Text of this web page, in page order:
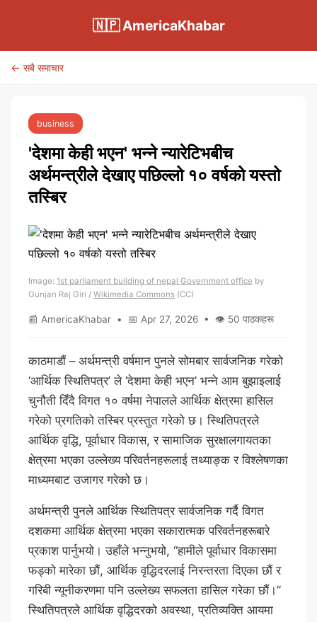
🇳🇵 AmericaKhabar
← सबै समाचार
business
'देशमा केही भएन' भन्ने न्यारेटिभबीच
अर्थमन्त्रीले देखाए पछिल्लो १० वर्षको यस्तो
तस्बिर
Image: 1st parliament building of nepal Government office by
Gunjan Raj Giri / Wikimedia Commons (CC)
📰 AmericaKhabar • 📅 Apr 27, 2026 • 👁 50 पाठकहरू
काठमाडौं – अर्थमन्त्री वर्षमान पुनले सोमबार सार्वजनिक गरेको
‘आर्थिक स्थितिपत्र’ ले ‘देशमा केही भएन’ भन्ने आम बुझाइलाई
चुनौती दिँदै विगत १० वर्षमा नेपालले आर्थिक क्षेत्रमा हासिल
गरेको प्रगतिको तस्बिर प्रस्तुत गरेको छ। स्थितिपत्रले
आर्थिक वृद्धि, पूर्वाधार विकास, र सामाजिक सुरक्षालगायतका
क्षेत्रमा भएका उल्लेख्य परिवर्तनहरूलाई तथ्याङ्क र विश्लेषणका
माध्यमबाट उजागर गरेको छ।
अर्थमन्त्री पुनले आर्थिक स्थितिपत्र सार्वजनिक गर्दै विगत
दशकमा आर्थिक क्षेत्रमा भएका सकारात्मक परिवर्तनहरूबारे
प्रकाश पार्नुभयो। उहाँले भन्नुभयो, “हामीले पूर्वाधार विकासमा
फड्को मारेका छौं, आर्थिक वृद्धिदरलाई निरन्तरता दिएका छौं र
गरिबी न्यूनीकरणमा पनि उल्लेख्य सफलता हासिल गरेका छौं।”
स्थितिपत्रले आर्थिक वृद्धिदरको अवस्था, प्रतिव्यक्ति आयमा